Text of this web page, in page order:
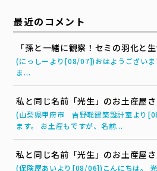
最近のコメント
「孫と一緒に観察！セミの羽化と生
(にっしーより[08/07])おはようございま
ま...
私と同じ名前「光生」のお土産屋さ
(山梨県甲府市 吉野聡建築設計室より
ます。 お土産もですが、名前...
私と同じ名前「光生」のお土産屋さ
(保険屋あいより[08/06])こんにちは。